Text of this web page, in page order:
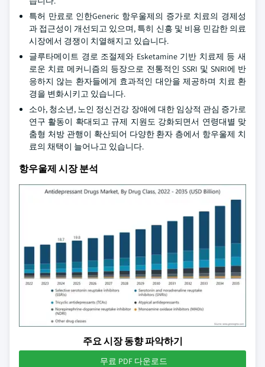
특허 만료로 인한Generic 항우울제의 증가로 치료의 경제성
과 접근성이 개선되고 있으며, 특히 신흥 및 비용 민감한 의료
시장에서 경쟁이 치열해지고 있습니다.
글루타메이트 경로 조절제와 Esketamine 기반 치료제 등 새
로운 치료 메커니즘의 등장으로 전통적인 SSRI 및 SNRI에 반
응하지 않는 환자들에게 효과적인 대안을 제공하며 치료 환
경을 변화시키고 있습니다.
소아, 청소년, 노인 정신건강 장애에 대한 임상적 관심 증가로
연구 활동이 확대되고 규제 지원도 강화되면서 연령대별 맞
춤형 처방 관행이 확산되어 다양한 환자 층에서 항우울제 치
료의 채택이 늘어나고 있습니다.
항우울제 시장 분석
주요 시장 동향 파악하기
무료 PDF 다운로드